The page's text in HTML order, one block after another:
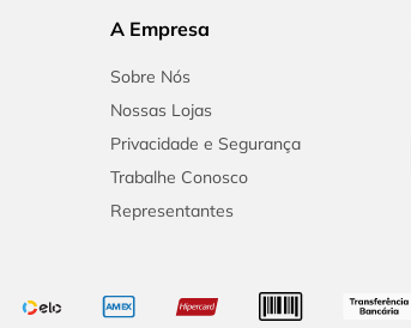
A Empresa
Sobre Nós
Nossas Lojas
Privacidade e Segurança
Trabalhe Conosco
Representantes